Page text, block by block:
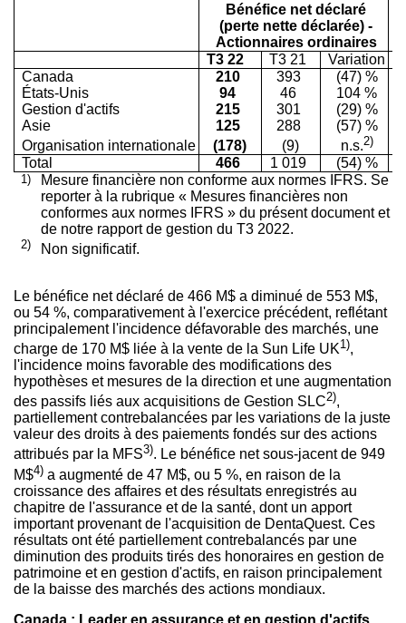
Bénéfice net déclaré
(perte nette déclarée) -
Actionnaires ordinaires
T3 22
T3 21 Variation
Canada
210 393 (47) %
États-Unis
94 46 104 %
Gestion d'actifs
215 301 (29) %
Asie
125 288 (57) %
Organisation internationale
(178) (9) n.s.2)
Total
466 1 019 (54) %
1)
Mesure financière non conforme aux normes IFRS. Se
reporter à la rubrique « Mesures financières non
conformes aux normes IFRS » du présent document et
de notre rapport de gestion du T3 2022.
2) Non significatif.
Le bénéfice net déclaré de 466 M$ a diminué de 553 M$,
ou 54 %, comparativement à l'exercice précédent, reflétant
principalement l'incidence défavorable des marchés, une
charge de 170 M$ liée à la vente de la Sun Life UK1),
l'incidence moins favorable des modifications des
hypothèses et mesures de la direction et une augmentation
des passifs liés aux acquisitions de Gestion SLC2),
partiellement contrebalancées par les variations de la juste
valeur des droits à des paiements fondés sur des actions
attribués par la MFS3). Le bénéfice net sous-jacent de 949
M$4) a augmenté de 47 M$, ou 5 %, en raison de la
croissance des affaires et des résultats enregistrés au
chapitre de l'assurance et de la santé, dont un apport
important provenant de l'acquisition de DentaQuest. Ces
résultats ont été partiellement contrebalancés par une
diminution des produits tirés des honoraires en gestion de
patrimoine et en gestion d'actifs, en raison principalement
de la baisse des marchés des actions mondiaux.
Canada : Leader en assurance et en gestion d'actifs